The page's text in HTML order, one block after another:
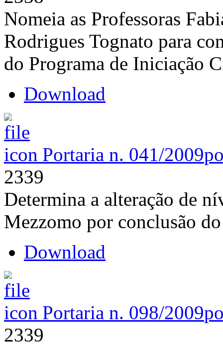
Nomeia as Professoras
Rodrigues Tognato para
do Programa de Iniciação
Download
Portaria n. 041/2009
2339
Determina a alteração de
Mezzomo por conclusão
Download
Portaria n. 098/2009
2339